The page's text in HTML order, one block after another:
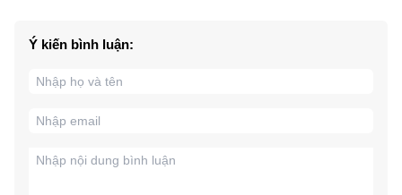
Ý kiến bình luận: